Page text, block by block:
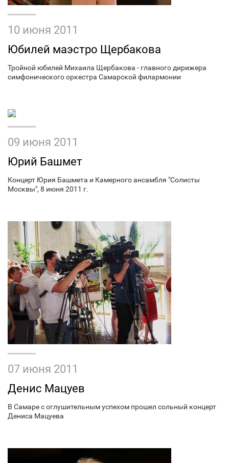
10 июня 2011
Юбилей маэстро Щербакова
Тройной юбилей Михаила Щербакова - главного дирижера
симфонического оркестра Самарской филармонии
09 июня 2011
Юрий Башмет
Концерт Юрия Башмета и Камерного ансамбля "Солисты
Москвы", 8 июня 2011 г.
07 июня 2011
Денис Мацуев
В Самаре с оглушительным успехом прошел сольный концерт
Дениса Мацуева